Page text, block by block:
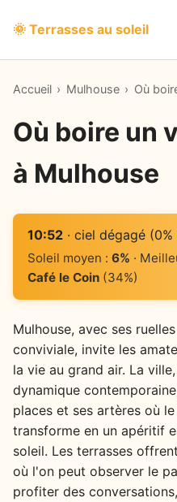
🌞 Terrasses au soleil
Accueil › Mulhouse › Où
Où boire un
à Mulhouse
10:52· ciel dégagé (0%
Soleil moyen : 6% ·
Café le Coin(34%)
Mulhouse, avec ses
conviviale, invite les
la vie au grand air. La
dynamique
places et ses artères où
transforme en un apéritif
soleil. Les terrasses
où l'on peut observer le
profiter des